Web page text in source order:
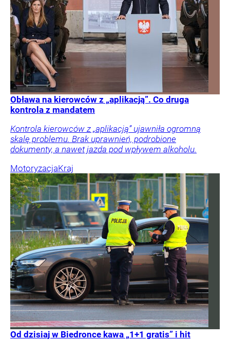
Obława na kierowców z „aplikacją”. Co druga
kontrola z mandatem
Kontrola kierowców z „aplikacją” ujawniła ogromną
skalę problemu. Brak uprawnień, podrobione
dokumenty, a nawet jazda pod wpływem alkoholu.
MotoryzacjaKraj
Od dzisiaj w Biedronce kawa „1+1 gratis” i hit